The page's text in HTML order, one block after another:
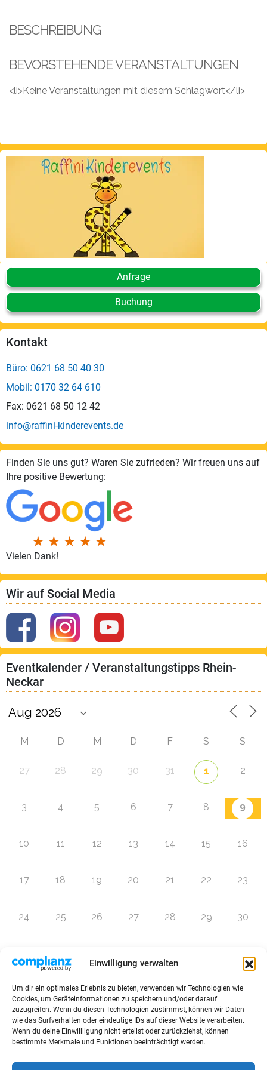
Einwilligung verwalten
Um dir ein optimales Erlebnis zu bieten, verwenden wir Technologien wie
Cookies, um Geräteinformationen zu speichern und/oder darauf
zuzugreifen. Wenn du diesen Technologien zustimmst, können wir Daten
wie das Surfverhalten oder eindeutige IDs auf dieser Website verarbeiten.
Wenn du deine Einwillligung nicht erteilst oder zurückziehst, können
bestimmte Merkmale und Funktionen beeinträchtigt werden.
Über
Fotos,
Events
Referenzen
BESCHREIBUNG
BEVORSTEHENDE VERANSTALTUNGEN
<li>Keine Veranstaltungen mit diesem Schlagwort</li>
Anfrage
Buchung
Kontakt
Büro: 0621 68 50 40 30
Mobil: 0170 32 64 610
Fax: 0621 68 50 12 42
info@raffini-kinderevents.de
Finden Sie uns gut? Waren Sie zufrieden? Wir freuen uns auf
Ihre positive Bewertung:
Vielen Dank!
Wir auf Social Media
Eventkalender / Veranstaltungstipps Rhein-
Neckar
M D M D F S S
27 28 29 30 31 1 2
3 4 5 6 7 8 9
10 11 12 13 14 15 16
17 18 19 20 21 22 23
24 25 26 27 28 29 30
Zur Eventübersicht